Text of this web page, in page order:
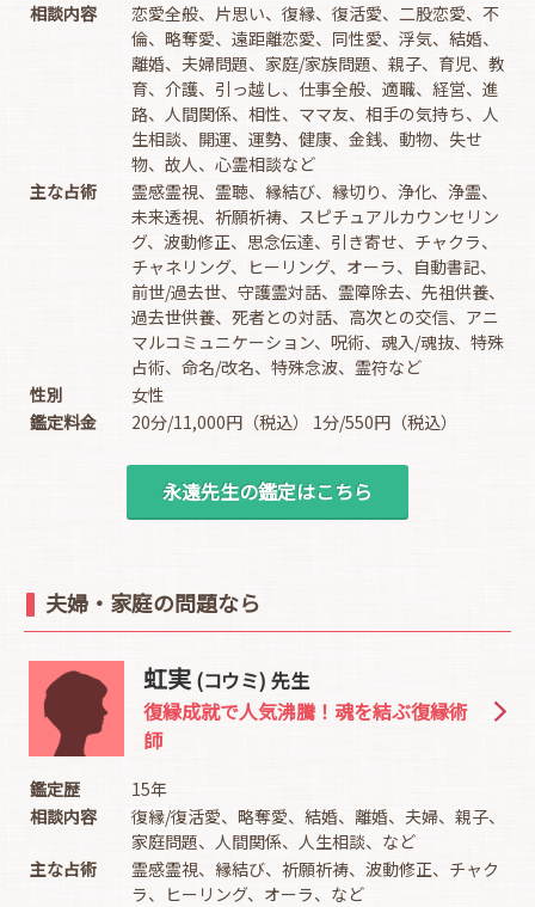
相談内容
恋愛全般、片思い、復縁、復活愛、二股恋愛、不
倫、略奪愛、遠距離恋愛、同性愛、浮気、結婚、
離婚、夫婦問題、家庭/家族問題、親子、育児、教
育、介護、引っ越し、仕事全般、適職、経営、進
路、人間関係、相性、ママ友、相手の気持ち、人
生相談、開運、運勢、健康、金銭、動物、失せ
物、故人、心霊相談など
主な占術
霊感霊視、霊聴、縁結び、縁切り、浄化、浄霊、
未来透視、祈願祈祷、スピチュアルカウンセリン
グ、波動修正、思念伝達、引き寄せ、チャクラ、
チャネリング、ヒーリング、オーラ、自動書記、
前世/過去世、守護霊対話、霊障除去、先祖供養、
過去世供養、死者との対話、高次との交信、アニ
マルコミュニケーション、呪術、魂入/魂抜、特殊
占術、命名/改名、特殊念波、霊符など
性別
女性
鑑定料金
20分/11,000円（税込） 1分/550円（税込）
永遠先生の鑑定はこちら
夫婦・家庭の問題なら
虹実(コウミ) 先生
復縁成就で人気沸騰！魂を結ぶ復縁術
師
鑑定歴
15年
相談内容
復縁/復活愛、略奪愛、結婚、離婚、夫婦、親子、
家庭問題、人間関係、人生相談、など
主な占術
霊感霊視、縁結び、祈願祈祷、波動修正、チャク
ラ、ヒーリング、オーラ、など